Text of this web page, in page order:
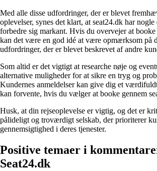
Med alle disse udfordringer, der er blevet
oplevelser, synes det klart, at seat24.dk har
forbedre sig markant. Hvis du overvejer at booke
kan det være en god idé at være opmærksom på
udfordringer, der er blevet beskrevet af andre
Som altid er det vigtigt at researche nøje og
alternative muligheder for at sikre en tryg og
Kundernes anmeldelser kan give dig et
kan forvente, hvis du vælger at booke gennem
Husk, at din rejseoplevelse er vigtig, og det er
pålideligt og troværdigt selskab, der prioriterer
gennemsigtighed i deres tjenester.
Positive temaer i
Seat24.dk